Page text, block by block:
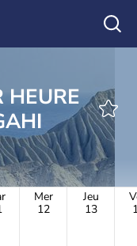
HEURE
Mer
12
Jeu
13